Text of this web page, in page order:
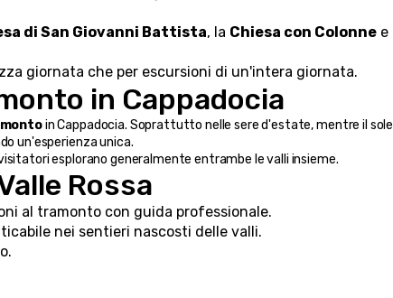
di San Giovanni Battista, la Chiesa con Colonne e
giornata che per escursioni di un'intera giornata.
in Cappadocia
in Cappadocia. Soprattutto nelle sere d'estate, mentre il sole
un'esperienza unica.
esplorano generalmente entrambe le valli insieme.
Rossa
al tramonto con guida professionale.
nei sentieri nascosti delle valli.